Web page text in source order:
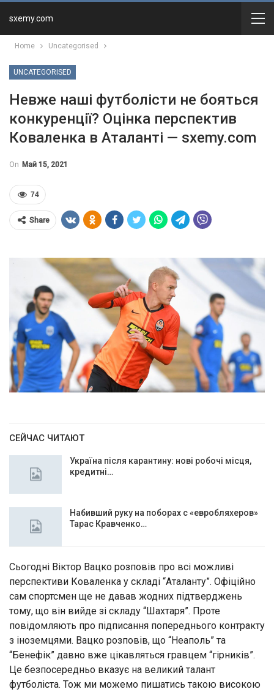
sxemy.com
Home Uncategorised
UNCATEGORISED
Невже наші футболісти не бояться
конкуренції? Оцінка перспектив
Коваленка в Аталанті — sxemy.com
On Май 15, 2021
74
Share
СЕЙЧАС ЧИТАЮТ
Україна після карантину: нові робочі місця,
кредитні…
Набивший руку на поборах с «евробляхеров»
Тарас Кравченко…
Сьогодні Віктор Вацко розповів про всі можливі
перспективи Коваленка у складі “Аталанту”. Офіційно
сам спортсмен ще не давав жодних підтверджень
тому, що він вийде зі складу “Шахтаря”. Проте
повідомляють про підписання попереднього контракту
з іноземцями. Вацко розповів, що “Неаполь” та
“Бенефік” давно вже цікавляться гравцем “гірників”.
Це безпосередньо вказує на великий талант
футболіста. Тож ми можемо пишатись такою високою